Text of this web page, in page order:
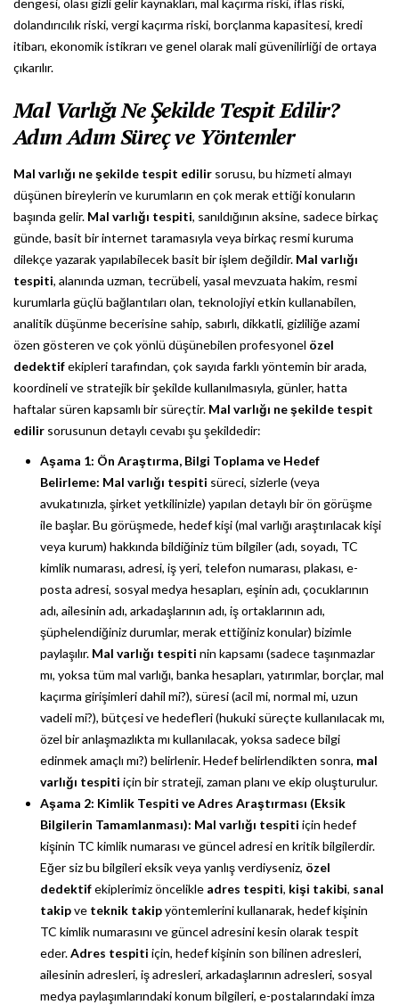
dengesi, olası gizli gelir kaynakları, mal kaçırma riski, iflas riski,
dolandırıcılık riski, vergi kaçırma riski, borçlanma kapasitesi, kredi
itibarı, ekonomik istikrarı ve genel olarak mali güvenilirliği de ortaya
çıkarılır.
Mal Varlığı Ne Şekilde Tespit Edilir?
Adım Adım Süreç ve Yöntemler
Mal varlığı ne şekilde tespit edilir sorusu, bu hizmeti almayı
düşünen bireylerin ve kurumların en çok merak ettiği konuların
başında gelir. Mal varlığı tespiti, sanıldığının aksine, sadece birkaç
günde, basit bir internet taramasıyla veya birkaç resmi kuruma
dilekçe yazarak yapılabilecek basit bir işlem değildir. Mal varlığı
tespiti, alanında uzman, tecrübeli, yasal mevzuata hakim, resmi
kurumlarla güçlü bağlantıları olan, teknolojiyi etkin kullanabilen,
analitik düşünme becerisine sahip, sabırlı, dikkatli, gizliliğe azami
özen gösteren ve çok yönlü düşünebilen profesyonel özel
dedektifekipleri tarafından, çok sayıda farklı yöntemin bir arada,
koordineli ve stratejik bir şekilde kullanılmasıyla, günler, hatta
haftalar süren kapsamlı bir süreçtir. Mal varlığı ne şekilde tespit
edilir sorusunun detaylı cevabı şu şekildedir:
Aşama 1: Ön Araştırma, Bilgi Toplama ve Hedef
Belirleme: Mal varlığı tespiti süreci, sizlerle (veya
avukatınızla, şirket yetkilinizle) yapılan detaylı bir ön görüşme
ile başlar. Bu görüşmede, hedef kişi (mal varlığı araştırılacak kişi
veya kurum) hakkında bildiğiniz tüm bilgiler (adı, soyadı, TC
kimlik numarası, adresi, iş yeri, telefon numarası, plakası, e-
posta adresi, sosyal medya hesapları, eşinin adı, çocuklarının
adı, ailesinin adı, arkadaşlarının adı, iş ortaklarının adı,
şüphelendiğiniz durumlar, merak ettiğiniz konular) bizimle
paylaşılır. Mal varlığı tespiti nin kapsamı (sadece taşınmazlar
mı, yoksa tüm mal varlığı, banka hesapları, yatırımlar, borçlar, mal
kaçırma girişimleri dahil mi?), süresi (acil mi, normal mi, uzun
vadeli mi?), bütçesi ve hedefleri (hukuki süreçte kullanılacak mı,
özel bir anlaşmazlıkta mı kullanılacak, yoksa sadece bilgi
edinmek amaçlı mı?) belirlenir. Hedef belirlendikten sonra, mal
varlığı tespiti için bir strateji, zaman planı ve ekip oluşturulur.
Aşama 2: Kimlik Tespiti ve Adres Araştırması (Eksik
Bilgilerin Tamamlanması): Mal varlığı tespiti için hedef
kişinin TC kimlik numarası ve güncel adresi en kritik bilgilerdir.
Eğer siz bu bilgileri eksik veya yanlış verdiyseniz, özel
dedektifekiplerimiz öncelikle adres tespiti, kişi takibi, sanal
takipve teknik takipyöntemlerini kullanarak, hedef kişinin
TC kimlik numarasını ve güncel adresini kesin olarak tespit
eder.Adres tespiti için, hedef kişinin son bilinen adresleri,
ailesinin adresleri, iş adresleri, arkadaşlarının adresleri, sosyal
medya paylaşımlarındaki konum bilgileri, e-postalarındaki imza